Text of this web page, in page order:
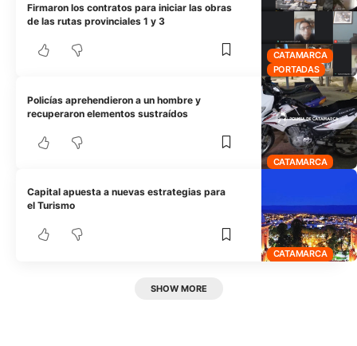
CATAMARCA
PORTADAS
Firmaron los contratos para iniciar las obras
de las rutas provinciales 1 y 3
CATAMARCA
Policías aprehendieron a un hombre y
recuperaron elementos sustraídos
CATAMARCA
Capital apuesta a nuevas estrategias para
el Turismo
SHOW MORE